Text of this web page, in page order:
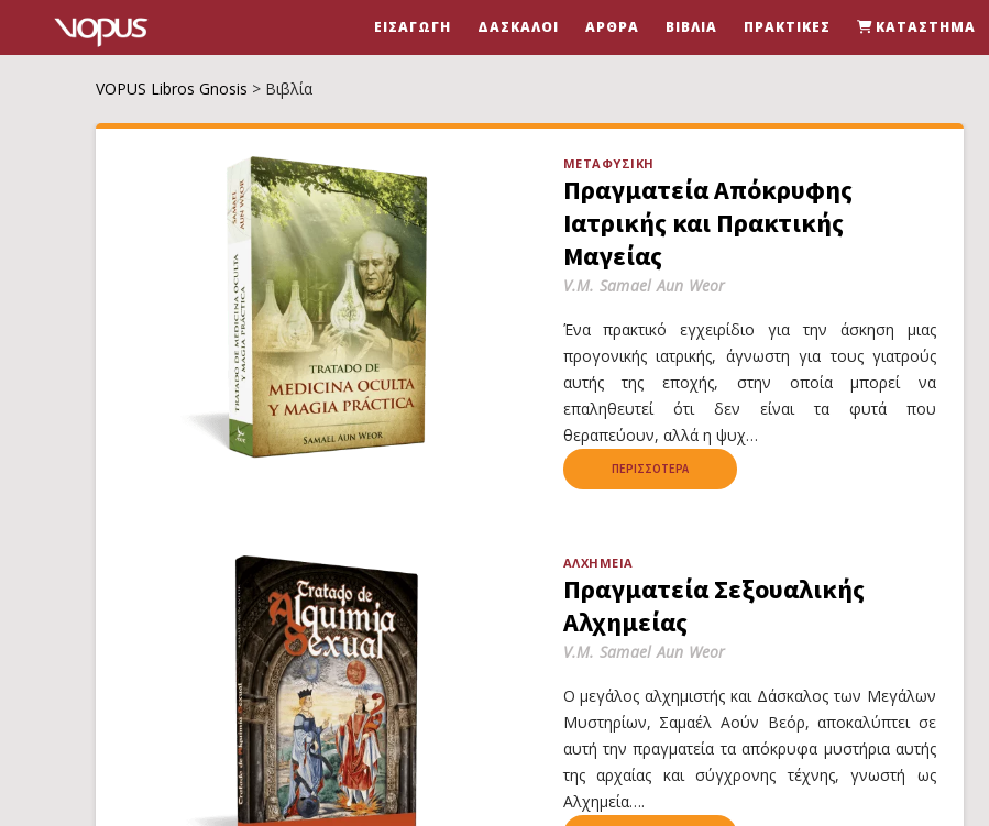
ΕΙΣΑΓΩΓΉ ΔΆΣΚΑΛΟΙ ΆΡΘΡΑ ΒΙΒΛΊΑ ΠΡΑΚΤΙΚΈΣ ΚΑΤΆΣΤΗΜΑ
VOPUS Libros Gnosis > Βιβλία
ΜΕΤΑΦΥΣΙΚΉ
Πραγματεία Απόκρυφης
Ιατρικής και Πρακτικής
Μαγείας
V.M. Samael Aun Weor
Ένα πρακτικό εγχειρίδιο για την άσκηση μιας
προγονικής ιατρικής, άγνωστη για τους γιατρούς
αυτής της εποχής, στην οποία μπορεί να
επαληθευτεί ότι δεν είναι τα φυτά που
θεραπεύουν, αλλά η ψυχ…
ΠΕΡΙΣΣΌΤΕΡΑ
ΑΛΧΗΜΕΊΑ
Πραγματεία Σεξουαλικής
Αλχημείας
V.M. Samael Aun Weor
Ο μεγάλος αλχημιστής και Δάσκαλος των Μεγάλων
Μυστηρίων, Σαμαέλ Αούν Βεόρ, αποκαλύπτει σε
αυτή την πραγματεία τα απόκρυφα μυστήρια αυτής
της αρχαίας και σύγχρονης τέχνης, γνωστή ως
Αλχημεία….